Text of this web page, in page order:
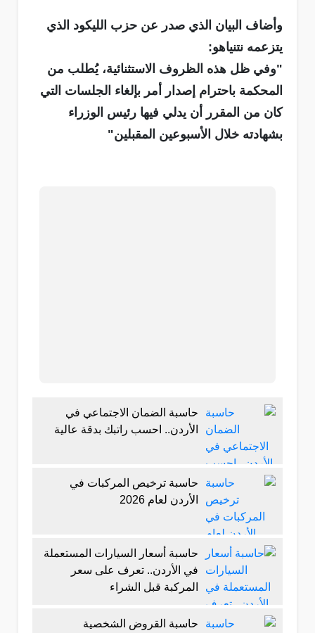
وأضاف البيان الذي صدر عن حزب الليكود الذي
يتزعمه نتنياهو:
"وفي ظل هذه الظروف الاستثنائية، يُطلب من
المحكمة باحترام إصدار أمر بإلغاء الجلسات التي
كان من المقرر أن يدلي فيها رئيس الوزراء
بشهادته خلال الأسبوعين المقبلين"
حاسبة الضمان الاجتماعي في
الأردن.. احسب راتبك بدقة عالية
حاسبة ترخيص المركبات في
الأردن لعام 2026
حاسبة أسعار السيارات المستعملة
في الأردن.. تعرف على سعر
المركبة قبل الشراء
حاسبة القروض الشخصية